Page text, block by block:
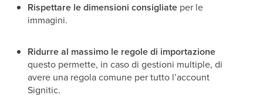
Rispettare le dimensioni consigliate per le
immagini.
Ridurre al massimo le regole di importazione
questo permette, in caso di gestioni multiple, di
avere una regola comune per tutto l’account
Signitic.